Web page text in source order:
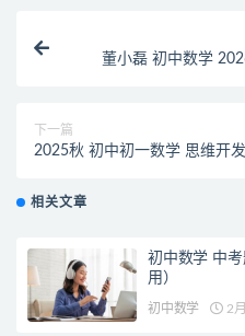
董小磊 初中数学
下一篇
2025秋 初中初一数学 思维开
相关文章
初中数学 中
用）
初中数学 2